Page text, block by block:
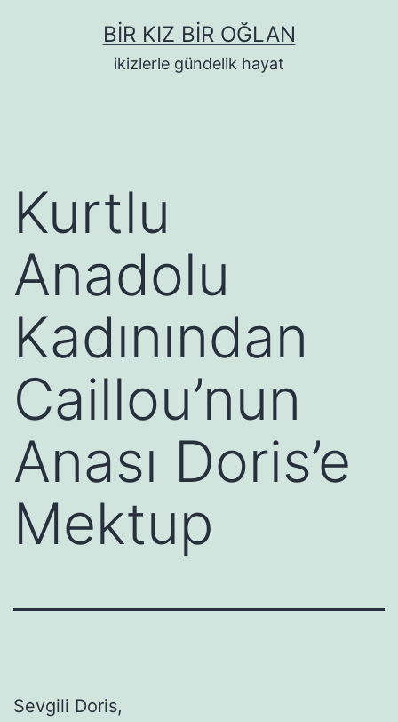
BIR KIZ BIR OĞLAN
ikizlerle gündelik hayat
Kurtlu
Anadolu
Kadınından
Caillou’nun
Anası Doris’e
Mektup
Sevgili Doris,